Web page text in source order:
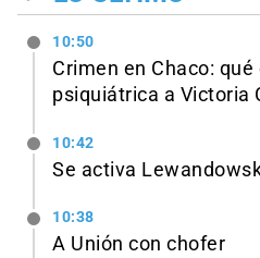
10:50
Crimen en Chaco:
psiquiátrica a Victoria
10:42
Se activa
10:38
A Unión con chofer